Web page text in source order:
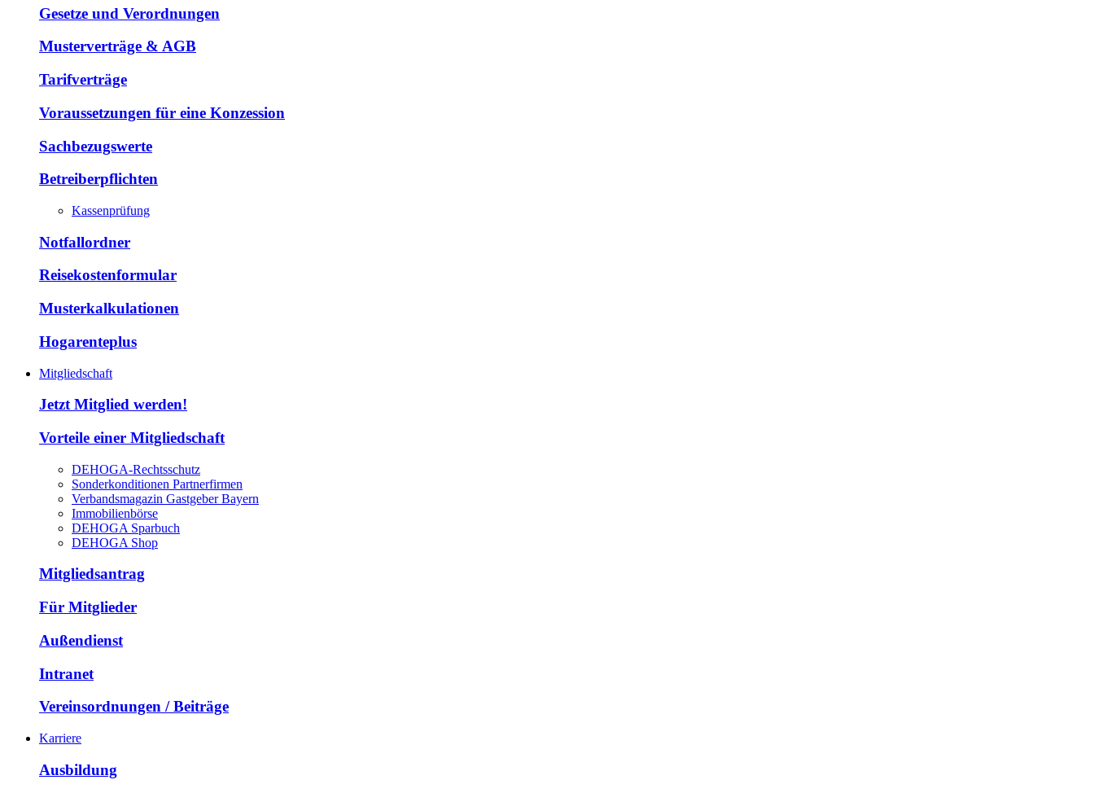
Gesetze und Verordnungen
Musterverträge & AGB
Tarifverträge
Voraussetzungen für eine Konzession
Sachbezugswerte
Betreiberpflichten
Kassenprüfung
Notfallordner
Reisekostenformular
Musterkalkulationen
Hogarenteplus
Mitgliedschaft
Jetzt Mitglied werden!
Vorteile einer Mitgliedschaft
DEHOGA-Rechtsschutz
Sonderkonditionen Partnerfirmen
Verbandsmagazin Gastgeber Bayern
Immobilienbörse
DEHOGA Sparbuch
DEHOGA Shop
Mitgliedsantrag
Für Mitglieder
Außendienst
Intranet
Vereinsordnungen / Beiträge
Karriere
Ausbildung